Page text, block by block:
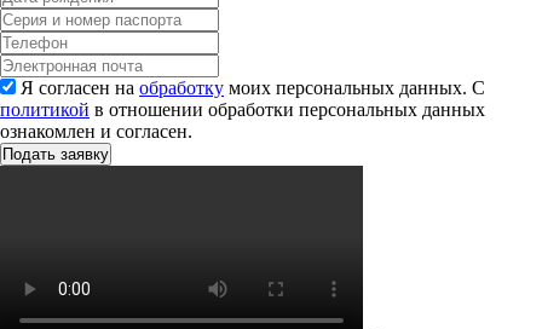
Я согласен на обработку моих персональных данных. С
политикой в отношении обработки персональных данных
ознакомлен и согласен.